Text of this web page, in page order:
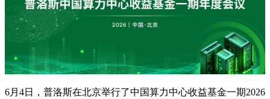
6月4日，普洛斯在北京举行了中国算力中心收益基金一期2026